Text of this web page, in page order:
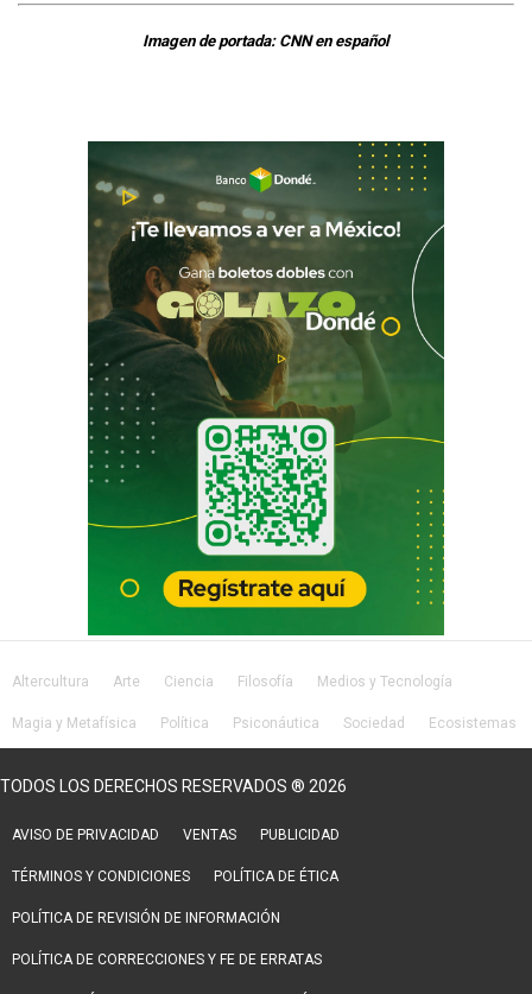
Imagen de portada: CNN en español
Altercultura Arte Ciencia Filosofía Medios y Tecnología
Magia y Metafísica Política Psiconáutica Sociedad Ecosistemas
TODOS LOS DERECHOS RESERVADOS ® 2026
AVISO DE PRIVACIDAD VENTAS PUBLICIDAD
TÉRMINOS Y CONDICIONES POLÍTICA DE ÉTICA
POLÍTICA DE REVISIÓN DE INFORMACIÓN
POLÍTICA DE CORRECCIONES Y FE DE ERRATAS